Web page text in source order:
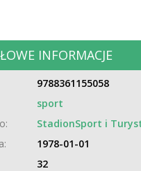
INFORMACJE
9788361155058
sport
StadionSport i
1978-01-01
32